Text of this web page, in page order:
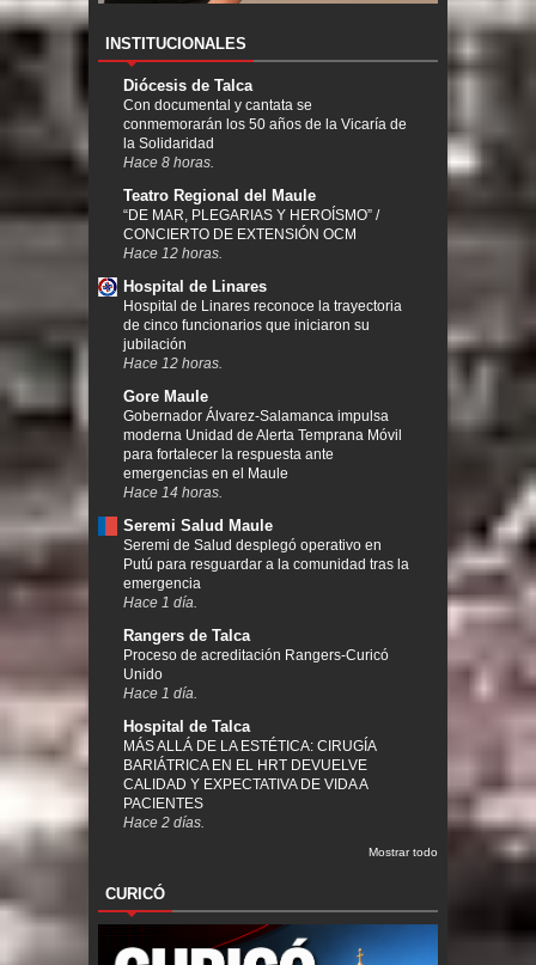
INSTITUCIONALES
Diócesis de Talca
Con documental y cantata se
conmemorarán los 50 años de la Vicaría de
la Solidaridad
Hace 8 horas.
Teatro Regional del Maule
“DE MAR, PLEGARIAS Y HEROÍSMO” /
CONCIERTO DE EXTENSIÓN OCM
Hace 12 horas.
Hospital de Linares
Hospital de Linares reconoce la trayectoria
de cinco funcionarios que iniciaron su
jubilación
Hace 12 horas.
Gore Maule
Gobernador Álvarez-Salamanca impulsa
moderna Unidad de Alerta Temprana Móvil
para fortalecer la respuesta ante
emergencias en el Maule
Hace 14 horas.
Seremi Salud Maule
Seremi de Salud desplegó operativo en
Putú para resguardar a la comunidad tras la
emergencia
Hace 1 día.
Rangers de Talca
Proceso de acreditación Rangers-Curicó
Unido
Hace 1 día.
Hospital de Talca
MÁS ALLÁ DE LA ESTÉTICA: CIRUGÍA
BARIÁTRICA EN EL HRT DEVUELVE
CALIDAD Y EXPECTATIVA DE VIDA A
PACIENTES
Hace 2 días.
Mostrar todo
CURICÓ